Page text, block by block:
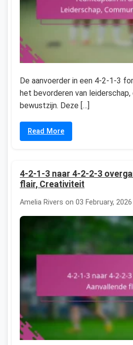
De aanvoerder in een 4-2-1-3
het bevorderen van
bewustzijn. Deze […]
Read More
4-2-1-3 naar 4-2-2-3
flair, Creativiteit
Amelia Rivers on 03 February,